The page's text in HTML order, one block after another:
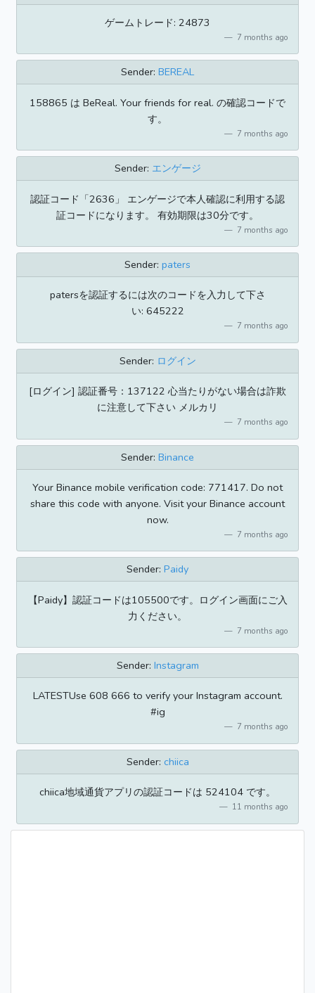
ゲームトレード: 24873
7 months ago
Sender: BEREAL
158865 は BeReal. Your friends for real. の確認コードで
す。
7 months ago
Sender: エンゲージ
認証コード「2636」 エンゲージで本人確認に利用する認
証コードになります。 有効期限は30分です。
7 months ago
Sender: paters
patersを認証するには次のコードを入力して下さ
い: 645222
7 months ago
Sender: ログイン
[ログイン] 認証番号：137122 心当たりがない場合は詐欺
に注意して下さい メルカリ
7 months ago
Sender: Binance
Your Binance mobile verification code: 771417. Do not
share this code with anyone. Visit your Binance account
now.
7 months ago
Sender: Paidy
【Paidy】認証コードは105500です。ログイン画面にご入
力ください。
7 months ago
Sender: Instagram
LATESTUse 608 666 to verify your Instagram account.
#ig
7 months ago
Sender: chiica
chiica地域通貨アプリの認証コードは 524104 です。
11 months ago